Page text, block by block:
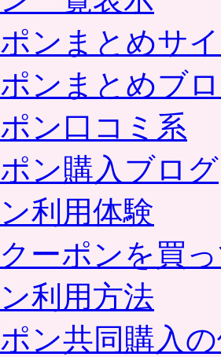
ンまとめサ
ンまとめブ
ン口コミ系
ン購入ブログ
利用体験
ーポンを買
利用方法
ン共同購入